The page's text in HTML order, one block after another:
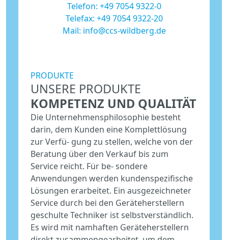
Telefon: +49 7054 9322-0
Telefax: +49 7054 9322-20
Mail: info@ccs-wildberg.de
PRODUKTE
UNSERE PRODUKTE
KOMPETENZ UND QUALITÄT
Die Unternehmensphilosophie besteht
darin, dem Kunden eine Komplettlösung
zur Verfü- gung zu stellen, welche von der
Beratung über den Verkauf bis zum
Service reicht. Für be- sondere
Anwendungen werden kundenspezifische
Lösungen erarbeitet. Ein ausgezeichneter
Service durch bei den Geräteherstellern
geschulte Techniker ist selbstverständlich.
Es wird mit namhaften Geräteherstellern